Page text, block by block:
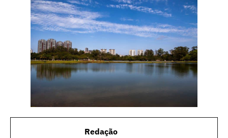
Redação